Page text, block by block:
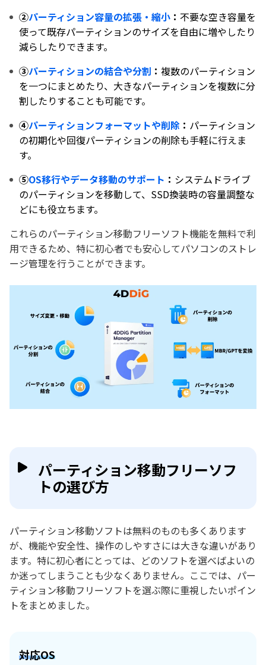
②パーティション容量の拡張・縮小 ： 不要な空き容量を
使って既存パーティションのサイズを自由に増やしたり
減らしたりできます。
③パーティションの結合や分割 ： 複数のパーティション
を一つにまとめたり、大きなパーティションを複数に分
割したりすることも可能です。
④パーティションフォーマットや削除 ： パーティション
の初期化や回復パーティションの削除も手軽に行えま
す。
⑤OS移行やデータ移動のサポート ： システムドライブ
のパーティションを移動して、SSD換装時の容量調整な
どにも役立ちます。
これらのパーティション移動フリーソフト機能を無料で利
用できるため、特に初心者でも安心してパソコンのストレ
ージ管理を行うことができます。
パーティション移動フリーソフ
トの選び方
パーティション移動ソフトは無料のものも多くあります
が、機能や安全性、操作のしやすさには大きな違いがあり
ます。特に初心者にとっては、どのソフトを選べばよいの
か迷ってしまうことも少なくありません。ここでは、パー
ティション移動フリーソフトを選ぶ際に重視したいポイン
トをまとめました。
対応OS